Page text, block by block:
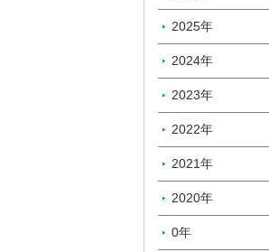
2025年
2024年
2023年
2022年
2021年
2020年
0年